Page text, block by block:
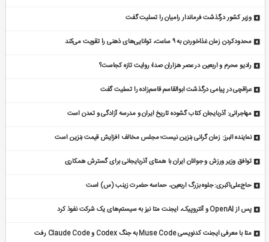
وزیر کشور درگذشت فرماندار رامیان را تسلیت گفت
محدودکردن زمان غذاخوردن به ۹ ساعت، توانایی‌های ذهنی را تقویت می‌کند
رادیو محرم و اربعین در عصر هزاران صدا؛ روایت تازه کجاست؟
عراقچی در پیامی درگذشت ابوالقاسم قاسم‌زاده را تسلیت گفت
مهاجرانی: آذربایجان کتاب گشوده تاریخ ایران و مدرسه آزادگی و تمدن است
نماینده البرز: زمان گرانی بنزین نیست؛ مجلس مخالف افزایش قیمت بنزین است
توافق وزیر ورزش و جوانان ایران با همتای آذربایجانی برای گسترش همکاری
حاج‌علی‌اکبری: جلوه بزرگ اربعین، حماسه حضرت زینب (س) است
پس از OpenAI و آنتروپیک، ایجنت متا نیز به سیستم‌های یک شرکت نفوذ کرد
متا با معرفی ایجنت کدنویسی Muse Code به جنگ Codex و Claude Code رفت